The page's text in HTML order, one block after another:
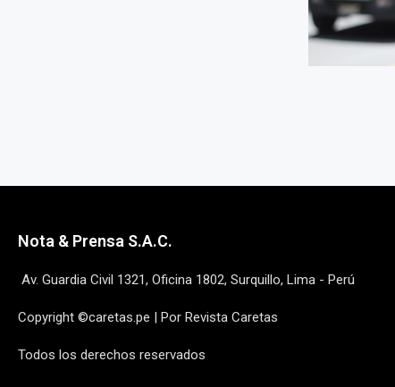
Nota & Prensa S.A.C.
Av. Guardia Civil 1321, Oficina 1802, Surquillo, Lima - Perú
Copyright ©caretas.pe | Por Revista Caretas
Todos los derechos reservados